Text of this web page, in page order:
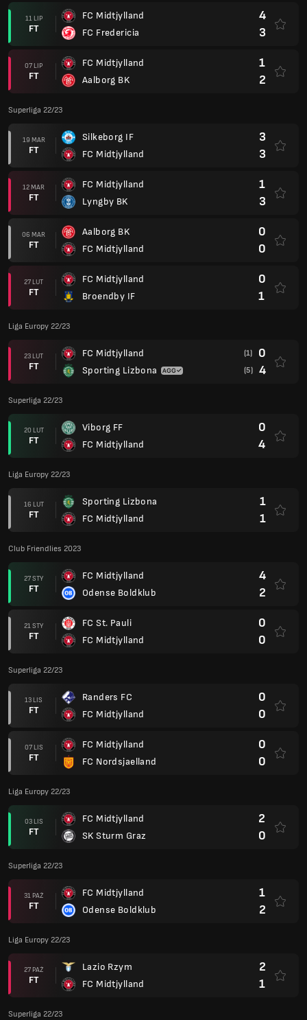
11 LIP
FT
FC Midtjylland
FC Fredericia
4
3
07 LIP
FT
FC Midtjylland
Aalborg BK
1
2
Superliga 22/23
19 MAR
FT
Silkeborg IF
FC Midtjylland
3
3
12 MAR
FT
FC Midtjylland
Lyngby BK
1
3
06 MAR
FT
Aalborg BK
FC Midtjylland
0
0
27 LUT
FT
FC Midtjylland
Broendby IF
0
1
Liga Europy 22/23
23 LUT
FT
FC Midtjylland
Sporting Lizbona
(1) 0
(5) 4
Superliga 22/23
20 LUT
FT
Viborg FF
FC Midtjylland
0
4
Liga Europy 22/23
16 LUT
FT
Sporting Lizbona
FC Midtjylland
1
1
Club Friendlies 2023
27 STY
FT
FC Midtjylland
Odense Boldklub
4
2
21 STY
FT
FC St. Pauli
FC Midtjylland
0
0
Superliga 22/23
13 LIS
FT
Randers FC
FC Midtjylland
0
0
07 LIS
FT
FC Midtjylland
FC Nordsjaelland
0
0
Liga Europy 22/23
03 LIS
FT
FC Midtjylland
SK Sturm Graz
2
0
Superliga 22/23
31 PAŹ
FT
FC Midtjylland
Odense Boldklub
1
2
Liga Europy 22/23
27 PAŹ
FT
Lazio Rzym
FC Midtjylland
2
1
Superliga 22/23